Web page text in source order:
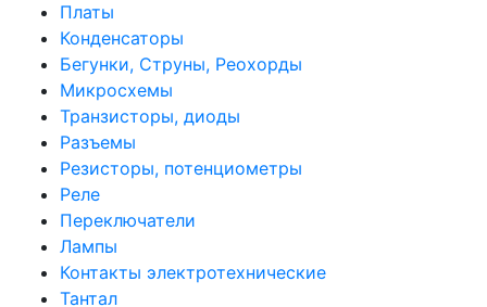
Платы
Конденсаторы
Бегунки, Струны, Реохорды
Микросхемы
Транзисторы, диоды
Разъемы
Резисторы, потенциометры
Реле
Переключатели
Лампы
Контакты электротехнические
Тантал